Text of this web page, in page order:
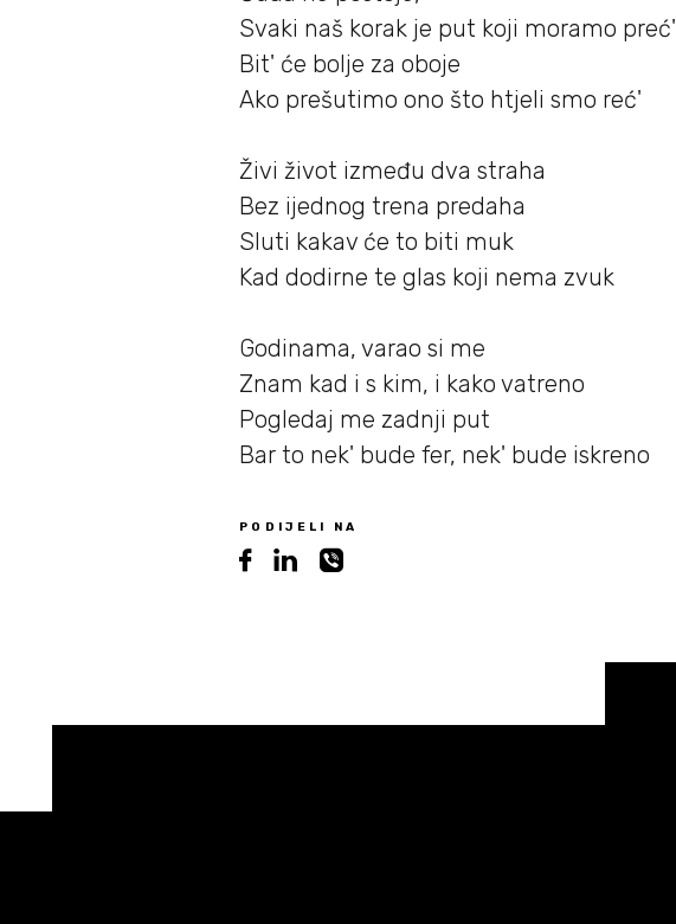
Svaki naš korak je put koji moramo preć'
Bit' će bolje za oboje
Ako prešutimo ono što htjeli smo reć'
Živi život između dva straha
Bez ijednog trena predaha
Sluti kakav će to biti muk
Kad dodirne te glas koji nema zvuk
Godinama, varao si me
Znam kad i s kim, i kako vatreno
Pogledaj me zadnji put
Bar to nek' bude fer, nek' bude iskreno
PODIJELI NA